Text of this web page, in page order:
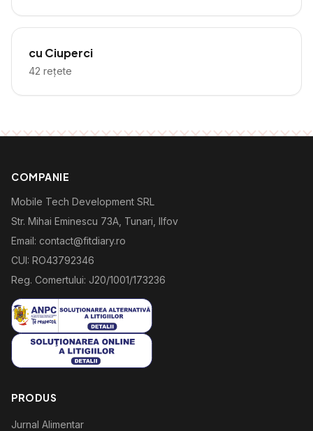
cu Ciuperci
42 rețete
COMPANIE
Mobile Tech Development SRL
Str. Mihai Eminescu 73A, Tunari, Ilfov
Email: contact@fitdiary.ro
CUI: RO43792346
Reg. Comertului: J20/1001/173236
PRODUS
Jurnal Alimentar